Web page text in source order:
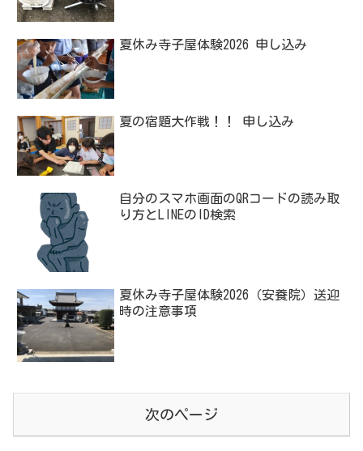
夏休み寺子屋体験2026 申し込み
夏の宿題大作戦！！ 申し込み
自分のスマホ画面のQRコードの読み取
り方とLINEのID検索
夏休み寺子屋体験2026（安養院）送迎
時の注意事項
次のページ